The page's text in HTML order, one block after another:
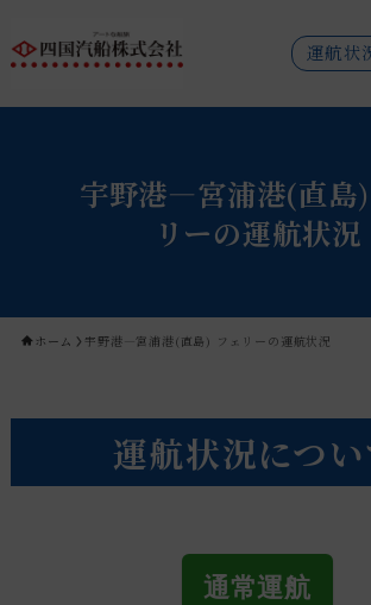
運航状
宇野港―宮浦港(直島)
リーの運航状況
ホーム 宇野港―宮浦港(直島) フェリーの運航状況
運航状況につい
通常運航